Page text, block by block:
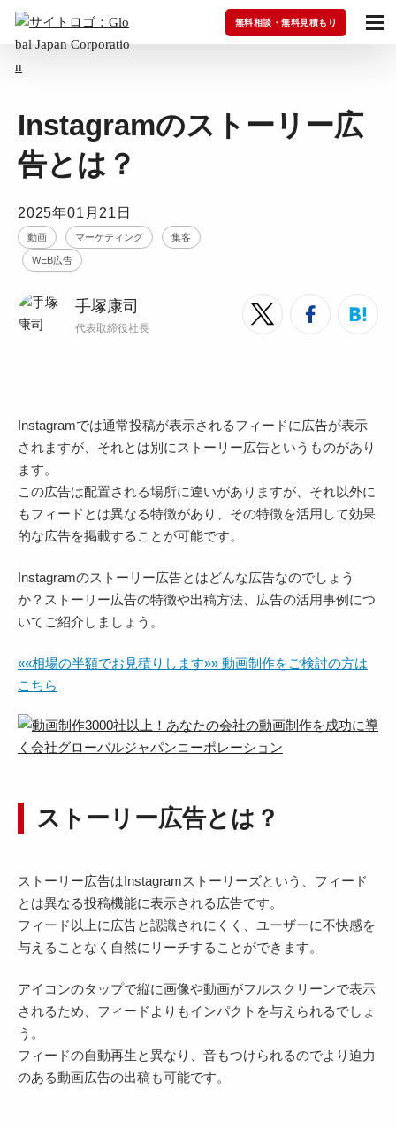
無料相談・無料見積もり
Instagramのストーリー広
告とは？
2025年01月21日
動画 マーケティング 集客
WEB広告
手塚康司
代表取締役社長
Instagramでは通常投稿が表示されるフィードに広告が表示
されますが、それとは別にストーリー広告というものがあり
ます。
この広告は配置される場所に違いがありますが、それ以外に
もフィードとは異なる特徴があり、その特徴を活用して効果
的な広告を掲載することが可能です。
Instagramのストーリー広告とはどんな広告なのでしょう
か？ストーリー広告の特徴や出稿方法、広告の活用事例につ
いてご紹介しましょう。
««相場の半額でお見積りします»» 動画制作をご検討の方は
こちら
ストーリー広告とは？
ストーリー広告はInstagramストーリーズという、フィード
とは異なる投稿機能に表示される広告です。
フィード以上に広告と認識されにくく、ユーザーに不快感を
与えることなく自然にリーチすることができます。
アイコンのタップで縦に画像や動画がフルスクリーンで表示
されるため、フィードよりもインパクトを与えられるでしょ
う。
フィードの自動再生と異なり、音もつけられるのでより迫力
のある動画広告の出稿も可能です。